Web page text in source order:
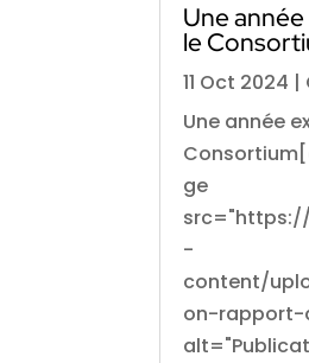
Une
le
11 Oct 2024 |
Une année
ge
-
content/
on-rapport-